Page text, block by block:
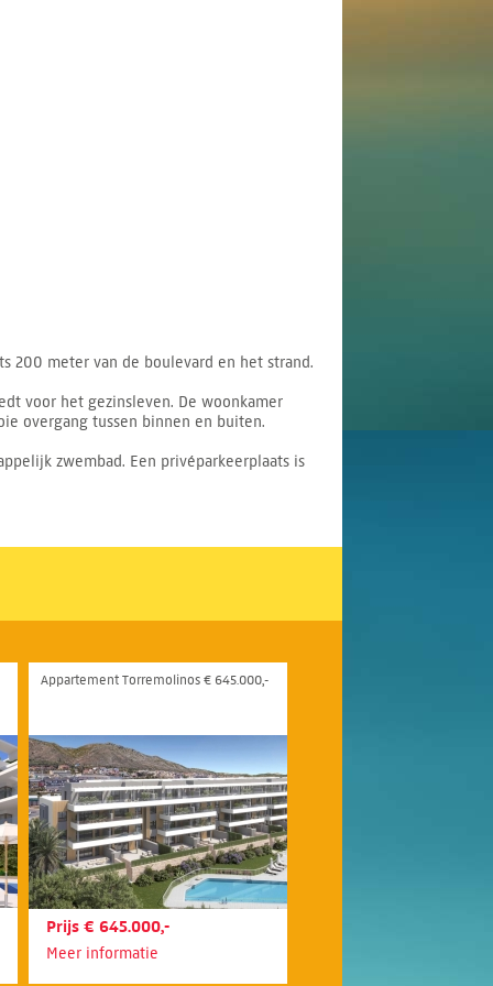
200 meter van de boulevard en het strand.
voor het gezinsleven. De woonkamer
overgang tussen binnen en buiten.
zwembad. Een privéparkeerplaats is
Appartement Torremolinos € 645.000,-
Prijs € 645.000,-
Meer informatie